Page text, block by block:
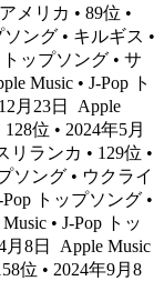
メリカ • 89位 •
ソング • キルギス •
トップソング • サ
Music • J-Pop ト
月23日
Apple
位 • 2024年5月
リランカ • 129位 •
ソング • ウクライ
Pop トップソング •
• J-Pop トッ
月8日
Apple Music
位 • 2024年9月8